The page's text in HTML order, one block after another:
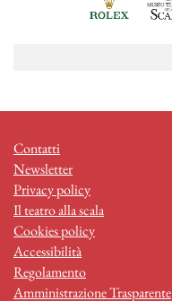
Contatti
Newsletter
Privacy policy
Il teatro alla scala
Cookies policy
Accessibilità
Regolamento
Amministrazione Trasparente